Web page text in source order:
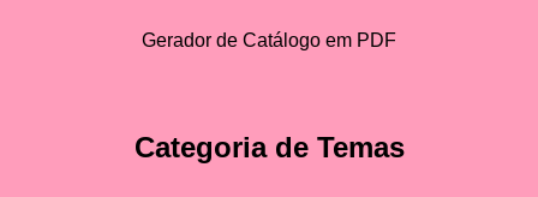
Gerador de Catálogo em PDF
Categoria de Temas